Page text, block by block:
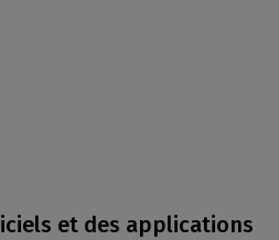
et des applications